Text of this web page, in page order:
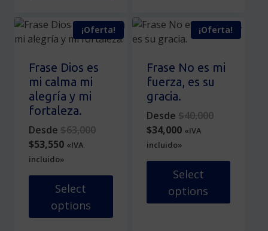
producto
tiene
múltiples
variantes.
Las
opciones
se
elegir
en
la
página
producto
variantes.
opciones
se
pueden
elegir
en
la
página
de
producto
¡Oferta!
Frase Dios es
mi calma mi
alegría y mi
fortaleza.
Desde $63,000Original
$63,000.
$53,550Current
price
is:
$53,550.
«IVA
incluido»
Select
options
¡Oferta!
Frase No es mi
fuerza, es su
gracia.
Desde $40,000Original
$40,000.
$34,000Current
price
is:
$34,000.
«IVA
incluido»
Select
options